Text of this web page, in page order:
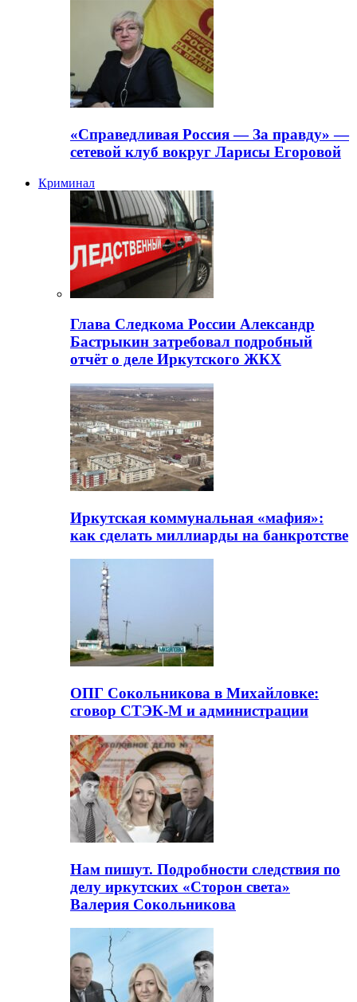
«Справедливая Россия — За правду» —
сетевой клуб вокруг Ларисы Егоровой
Криминал
Глава Следкома России Александр
Бастрыкин затребовал подробный
отчёт о деле Иркутского ЖКХ
Иркутская коммунальная «мафия»:
как сделать миллиарды на банкротстве
ОПГ Сокольникова в Михайловке:
сговор СТЭК-М и администрации
Нам пишут. Подробности следствия по
делу иркутских «Сторон света»
Валерия Сокольникова